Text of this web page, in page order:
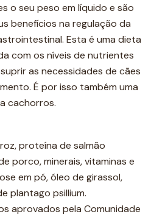
o seu peso em líquido e são
benefícios na regulação da
Esta é uma dieta
com os níveis de nutrientes
as necessidades de cães
É por isso também uma
cachorros.
proteína de salmão
porco, minerais, vitaminas e
em pó, óleo de girassol,
plantago psillium.
aprovados pela Comunidade